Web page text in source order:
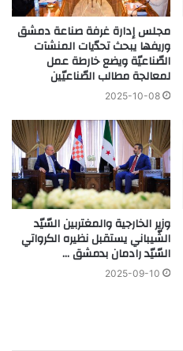
مجلس إدارة غرفة صناعة دمشق
وريفها يبحث تحدّيات المنشآت
الصّناعيّة ويضع خارطة عمل
لمعالجة مطالب الصّناعيّين
2025-10-08
وزير الخارجية والمغتربين السّيّد
الشّيباني يستقبل نظيره الكرواتي
السّيّد رادمان بدمشق …
2025-09-10